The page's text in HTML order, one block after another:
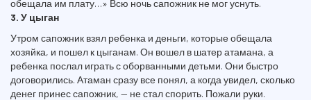
обещала им плату…» Всю ночь сапожник не мог уснуть.
3. У цыган
Утром сапожник взял ребенка и деньги, которые обещала
хозяйка, и пошел к цыганам. Он вошел в шатер атамана, а
ребенка послал играть с оборванными детьми. Они быстро
договорились. Атаман сразу все понял, а когда увидел, сколько
денег принес сапожник, — не стал спорить. Пожали руки.